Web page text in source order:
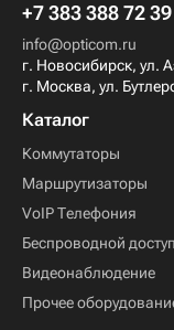
+7 383 388 72 39
info@opticom.ru
г. Новосибирск, ул.
г. Москва, ул.
Каталог
Коммутаторы
Маршрутизаторы
VoIP Телефония
Беспроводной доступ
Видеонаблюдение
Прочее